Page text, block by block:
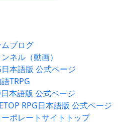
ブログ
ネル（動画）
本語版 公式ページ
TRPG
本語版 公式ページ
RPG日本語版 公式ページ
ポレートサイトトップ